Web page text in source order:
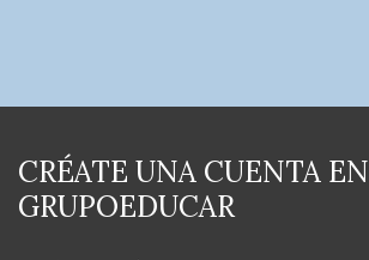
CRÉATE UNA CUENTA EN
GRUPOEDUCAR